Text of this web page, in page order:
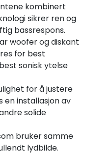
kombinert
sikrer ren og
bassrespons.
woofer og diskant
for best
sonisk ytelse
for å justere
en installasjon av
solide
bruker samme
lydbilde.